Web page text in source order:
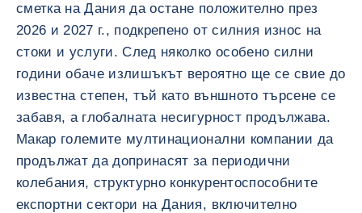
сметка на Дания да остане положително през
2026 и 2027 г., подкрепено от силния износ на
стоки и услуги. След няколко особено силни
години обаче излишъкът вероятно ще се свие до
известна степен, тъй като външното търсене се
забавя, а глобалната несигурност продължава.
Макар големите мултинационални компании да
продължат да допринасят за периодични
колебания, структурно конкурентоспособните
експортни сектори на Дания, включително